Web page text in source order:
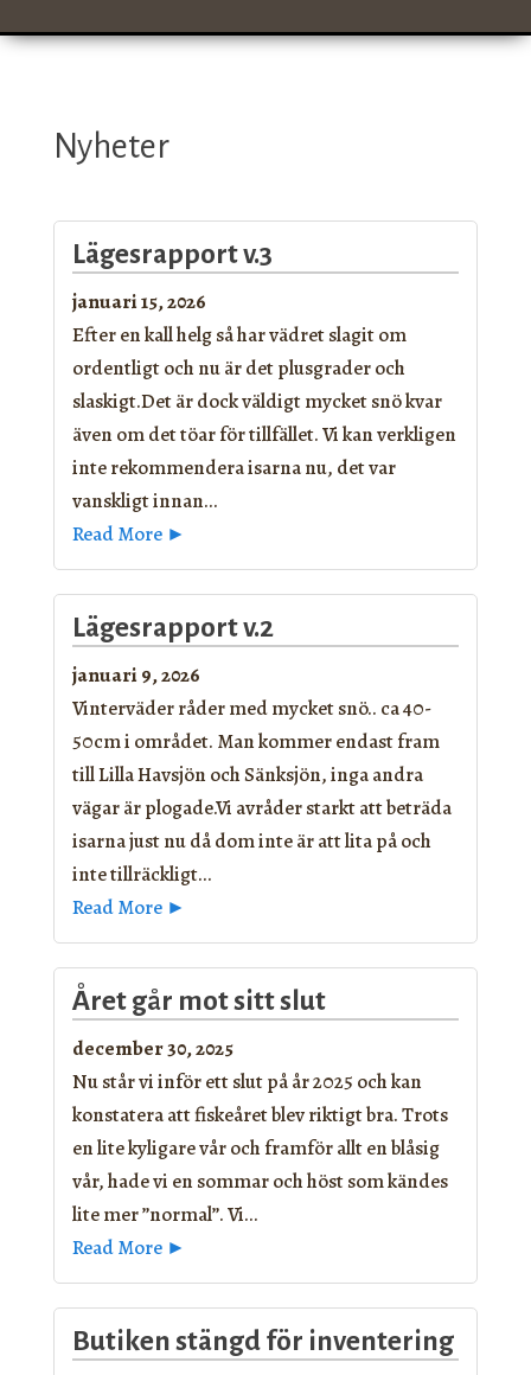
Nyheter
Lägesrapport v.3
januari 15, 2026
Efter en kall helg så har vädret slagit om
ordentligt och nu är det plusgrader och
slaskigt.Det är dock väldigt mycket snö kvar
även om det töar för tillfället. Vi kan verkligen
inte rekommendera isarna nu, det var
vanskligt innan…
Read More ►
Lägesrapport v.2
januari 9, 2026
Vinterväder råder med mycket snö.. ca 40-
50cm i området. Man kommer endast fram
till Lilla Havsjön och Sänksjön, inga andra
vägar är plogade.Vi avråder starkt att beträda
isarna just nu då dom inte är att lita på och
inte tillräckligt…
Read More ►
Året går mot sitt slut
december 30, 2025
Nu står vi inför ett slut på år 2025 och kan
konstatera att fiskeåret blev riktigt bra. Trots
en lite kyligare vår och framför allt en blåsig
vår, hade vi en sommar och höst som kändes
lite mer ”normal”. Vi…
Read More ►
Butiken stängd för inventering